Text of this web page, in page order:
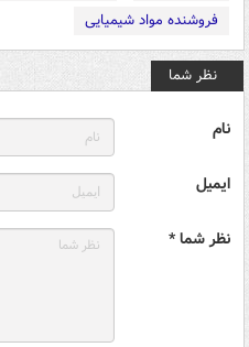
فروشنده مواد شیمیایی
نظر شما
نام
ایمیل
نظر شما *